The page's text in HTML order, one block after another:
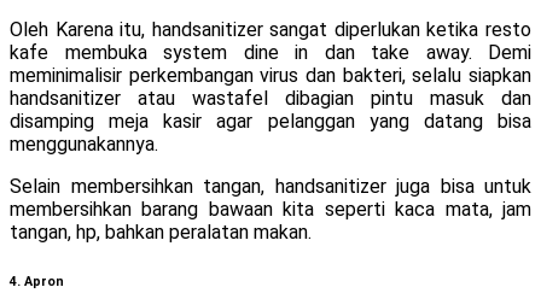
Oleh Karena itu, handsanitizer sangat diperlukan ketika resto
kafe membuka system dine in dan take away. Demi
meminimalisir perkembangan virus dan bakteri, selalu siapkan
handsanitizer atau wastafel dibagian pintu masuk dan
disamping meja kasir agar pelanggan yang datang bisa
menggunakannya.
Selain membersihkan tangan, handsanitizer juga bisa untuk
membersihkan barang bawaan kita seperti kaca mata, jam
tangan, hp, bahkan peralatan makan.
4. Apron